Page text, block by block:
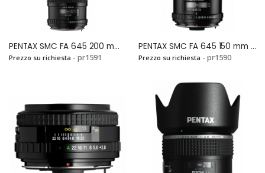
PENTAX SMC FA 645 200 mm F.4,0 (IF)Si
Prezzo su richiesta - pr1591
PENTAX SMC FA 645 150 mm F.2,8 (IF)Si
Prezzo su richiesta - pr1590